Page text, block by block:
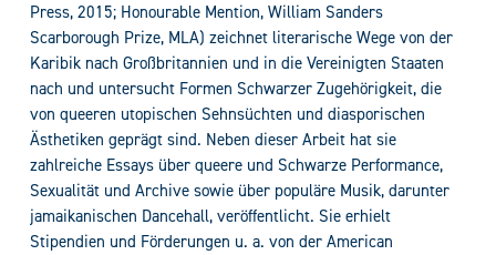
Press, 2015; Honourable Mention, William Sanders
Scarborough Prize, MLA) zeichnet literarische Wege von der
Karibik nach Großbritannien und in die Vereinigten Staaten
nach und untersucht Formen Schwarzer Zugehörigkeit, die
von queeren utopischen Sehnsüchten und diasporischen
Ästhetiken geprägt sind. Neben dieser Arbeit hat sie
zahlreiche Essays über queere und Schwarze Performance,
Sexualität und Archive sowie über populäre Musik, darunter
jamaikanischen Dancehall, veröffentlicht. Sie erhielt
Stipendien und Förderungen u. a. von der American